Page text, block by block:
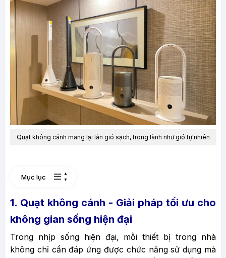
Quạt không cánh mang lại làn gió sạch, trong lành như gió tự nhiên
Mục lục
1. Quạt không cánh - Giải pháp tối ưu cho
không gian sống hiện đại
Trong nhịp sống hiện đại, mỗi thiết bị trong nhà
không chỉ cần đáp ứng được chức năng sử dụng mà